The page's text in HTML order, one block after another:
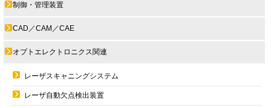
制御・管理装置
CAD／CAM／CAE
オプトエレクトロニクス関連
レーザスキャニングシステム
レーザ自動欠点検出装置